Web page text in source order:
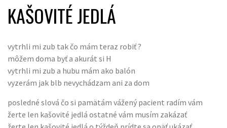
KAŠOVITÉ JEDLÁ
vytrhli mi zub tak čo mám teraz robiť ?
môžem doma byť a akurát si H
vytrhli mi zub a hubu mám ako balón
vyzerám jak blb nevychádzam ani za dom
posledné slová čo si pamätám vážený pacient radím vám
žerte len kašovité jedlá ostatné vám musím zakázať